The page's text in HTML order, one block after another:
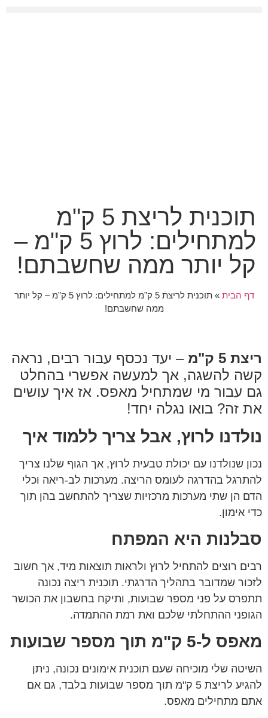
תוכנית לריצת 5 ק"מ
למתחילים: לרוץ 5 ק"מ –
קל יותר ממה שחשבתם!
דף הבית »
תוכנית לריצת 5 ק”מ למתחילים: לרוץ 5 ק”מ – קל יותר
ממה שחשבתם!
ריצת 5 ק"מ
– יעד נכסף עבור רבים, נראה
קשה להשגה, אך למעשה אפשרי בהחלט
גם עבור מי שמתחיל מאפס. אז איך עושים
את זה? בואו נגלה יחד!
נולדנו לרוץ, אבל צריך ללמוד איך
נכון שנולדנו עם יכולת טבעית לרוץ, אך הגוף שלנו צריך
להתרגל בהדרגה לעומס הריצה. מערכות לב-ריאה וכלי
הדם הן שתי מערכות מרכזיות שצריך להתחשב בהן תוך
כדי אימון.
סבלנות היא המפתח
רבים רוצים להתחיל לרוץ ולראות תוצאות מיד, אך חשוב
לזכור שמדובר בתהליך הדרגתי. תוכנית ריצה נכונה
תתפרס על פני מספר שבועות, ותיקח בחשבון את הכושר
הגופני ההתחלתי שלכם ואת רמת ההתמדה.
מאפס ל-5 ק"מ תוך מספר שבועות
השיטה שלי מוכיחה שעם תוכנית אימונים נכונה, ניתן
להגיע לריצת 5 ק"מ תוך מספר שבועות בלבד, גם אם
אתם מתחילים מאפס.